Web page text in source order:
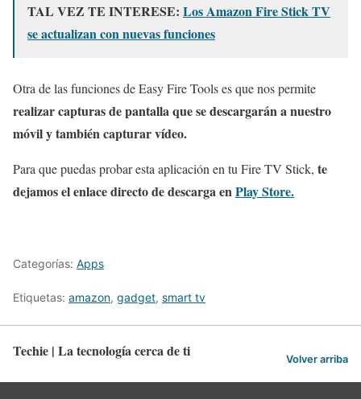
TAL VEZ TE INTERESE: Los Amazon Fire Stick TV
se actualizan con nuevas funciones
Otra de las funciones de Easy Fire Tools es que nos permite
realizar capturas de pantalla que se descargarán a nuestro
móvil y también capturar vídeo.
Para que puedas probar esta aplicación en tu Fire TV Stick, te
dejamos el enlace directo de descarga enPlay Store.
Categorías: Apps
Etiquetas: amazon, gadget, smart tv
Techie | La tecnología cerca de ti Volver arriba